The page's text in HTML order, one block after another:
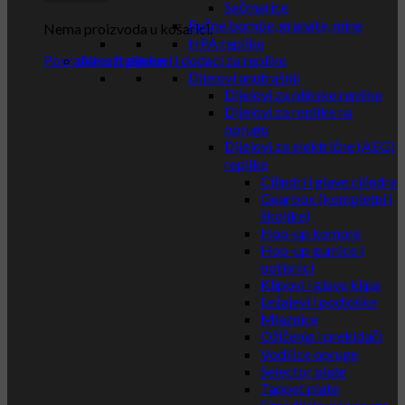
Nema proizvoda u košarici.
Povratak u trgovinu
Sačmarice
Ručne bombe, granate, mine
HPA replike
Airsoft dijelovi i dodaci za replike
Dijelovi unutrašnji
Dijelovi za plinske replike
Dijelovi za replike na
oprugu
Dijelovi za električne (AEG)
replike
Cilindri i glave cilindra
Gearbox (kompletni i
školjke)
Hop-up komore
Hop-up gumice i
potisnici
Klipovi i glave klipa
Ležajevi i podloške
Mlaznice
Ožičenja i prekidači
Vodilice opruge
Selector plate
Tappet plate